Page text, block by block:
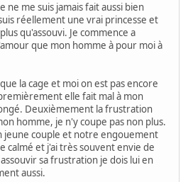
ne me suis jamais fait aussi bien
réellement une vrai princesse et
qu'assouvi. Je commence a
que mon homme à pour moi à
la cage et moi on est pas encore
elle fait mal à mon
Deuxièmement la frustration
homme, je n'y coupe pas non plus.
jeune couple et notre engouement
calmé et j'ai très souvent envie de
sa frustration je dois lui en
aussi.